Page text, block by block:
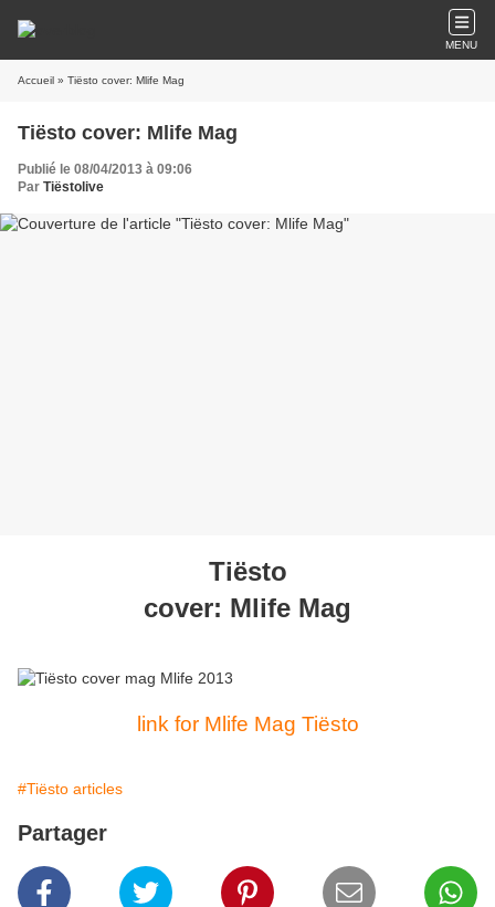
MENU
Accueil » Tiësto cover: Mlife Mag
Tiësto cover: Mlife Mag
Publié le 08/04/2013 à 09:06
Par Tiëstolive
Tiësto
cover: Mlife Mag
link for Mlife Mag Tiësto
#Tiësto articles
Partager